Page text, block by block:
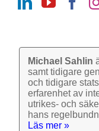
Michael Sahlin
samt tidigare
och tidigare
erfarenhet av
utrikes- och
hans
Läs mer »